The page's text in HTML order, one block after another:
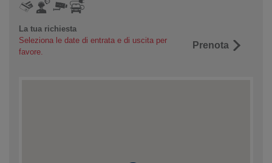
La tua richiesta
Seleziona le date di entrata e di uscita per
favore.
Prenota